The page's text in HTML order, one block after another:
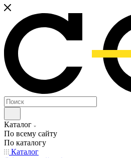
Каталог
По всему сайту
По каталогу
Каталог